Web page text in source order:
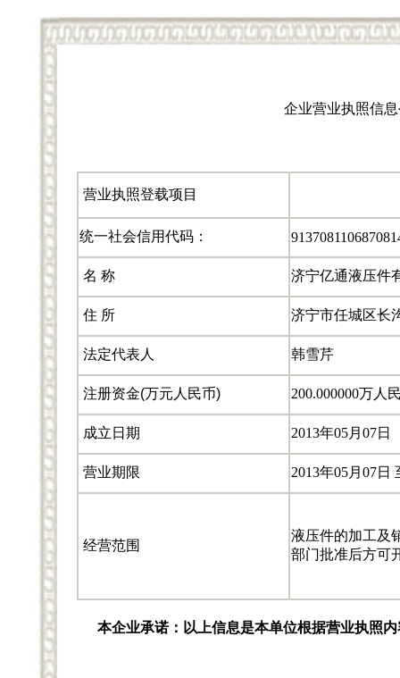
企业营业执照信
营业执照登载项目
统一社会信用代码：
名 称 济宁亿通液压件
住 所 济宁市任城区长
法定代表人 韩雪芹
注册资金(万元人民币) 200.000000万人
成立日期 2013年05月07日
营业期限 2013年05月07日
经营范围
液压件的加工及
部门批准后方可
本企业承诺：以上信息是本单位根据营业执照